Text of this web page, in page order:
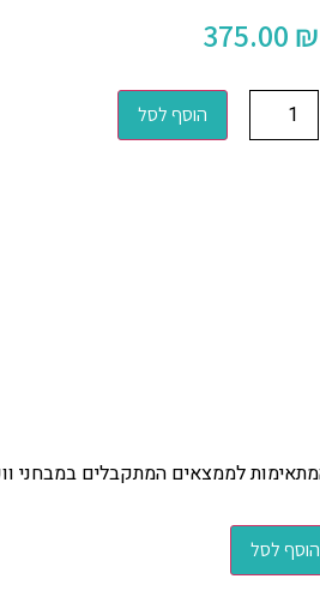
375.00 ₪
הוסף לסל
הוסף לסל